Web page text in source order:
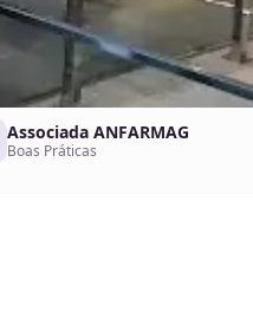
Associada ANFARMAG
Boas Práticas